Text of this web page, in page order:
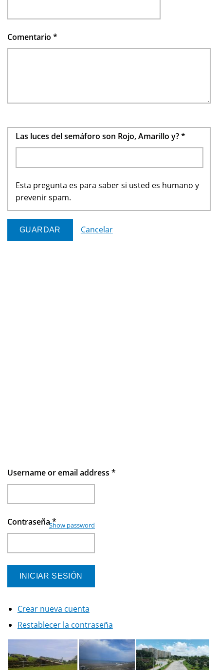
Comentario *
Las luces del semáforo son Rojo, Amarillo y?*
Esta pregunta es para saber si usted es humano y
prevenir spam.
Cancelar
Username or email address *
Contraseña*
Show password
Crear nueva cuenta
Restablecer la contraseña